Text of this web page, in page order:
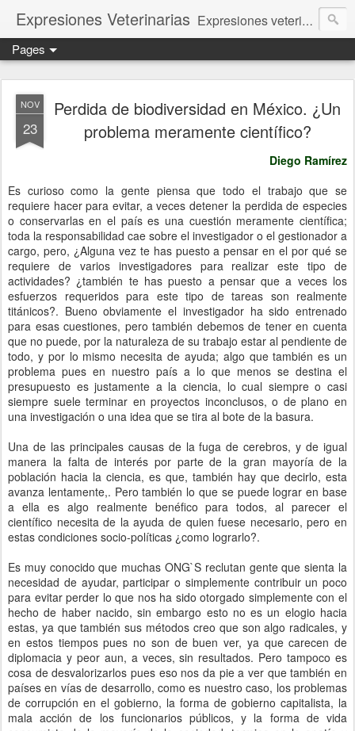
Expresiones Veterinarias Expresiones veterinarias es una publicación en linea de la biblioteca de la Facultad de Veterinaria y Zootecnia de la UNAM
Pages
NOV
23
Perdida de biodiversidad en México. ¿Un
problema meramente científico?
Diego Ramírez
Es curioso como la gente piensa que todo el trabajo que se
requiere hacer para evitar, a veces detener la perdida de especies
o conservarlas en el país es una cuestión meramente científica;
toda la responsabilidad cae sobre el investigador o el gestionador a
cargo, pero, ¿Alguna vez te has puesto a pensar en el por qué se
requiere de varios investigadores para realizar este tipo de
actividades? ¿también te has puesto a pensar que a veces los
esfuerzos requeridos para este tipo de tareas son realmente
titánicos?. Bueno obviamente el investigador ha sido entrenado
para esas cuestiones, pero también debemos de tener en cuenta
que no puede, por la naturaleza de su trabajo estar al pendiente de
todo, y por lo mismo necesita de ayuda; algo que también es un
problema pues en nuestro país a lo que menos se destina el
presupuesto es justamente a la ciencia, lo cual siempre o casi
siempre suele terminar en proyectos inconclusos, o de plano en
una investigación o una idea que se tira al bote de la basura.
Una de las principales causas de la fuga de cerebros, y de igual
manera la falta de interés por parte de la gran mayoría de la
población hacia la ciencia, es que, también hay que decirlo, esta
avanza lentamente,. Pero también lo que se puede lograr en base
a ella es algo realmente benéfico para todos, al parecer el
científico necesita de la ayuda de quien fuese necesario, pero en
estas condiciones socio-políticas ¿como lograrlo?.
Es muy conocido que muchas ONG`S reclutan gente que sienta la
necesidad de ayudar, participar o simplemente contribuir un poco
para evitar perder lo que nos ha sido otorgado simplemente con el
hecho de haber nacido, sin embargo esto no es un elogio hacia
estas, ya que también sus métodos creo que son algo radicales, y
en estos tiempos pues no son de buen ver, ya que carecen de
diplomacia y peor aun, a veces, sin resultados. Pero tampoco es
cosa de desvalorizarlos pues eso nos da pie a ver que también en
países en vías de desarrollo, como es nuestro caso, los problemas
de corrupción en el gobierno, la forma de gobierno capitalista, la
mala acción de los funcionarios públicos, y la forma de vida